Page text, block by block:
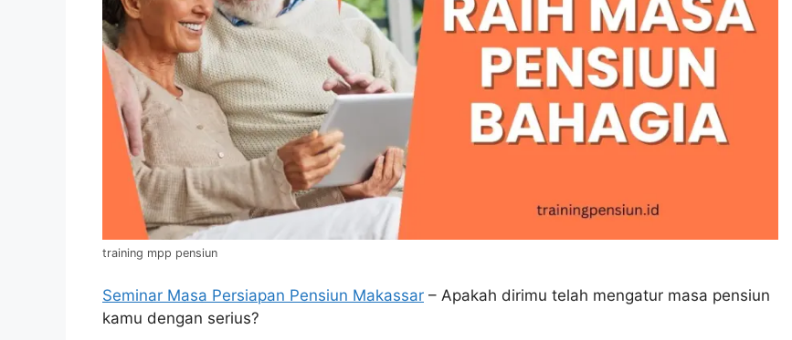
training mpp pensiun
Seminar Masa Persiapan Pensiun Makassar – Apakah dirimu telah mengatur masa pensiun
kamu dengan serius?